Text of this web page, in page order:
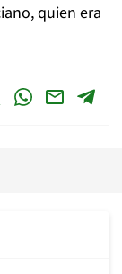
quien era